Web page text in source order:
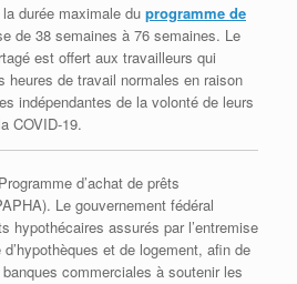
durée maximale du programme de
de 38 semaines à 76 semaines. Le
est offert aux travailleurs qui
heures de travail normales en raison
indépendantes de la volonté de leurs
COVID-19.
d’achat de prêts
Le gouvernement fédéral
hypothécaires assurés par l’entremise
et de logement, afin de
commerciales à soutenir les